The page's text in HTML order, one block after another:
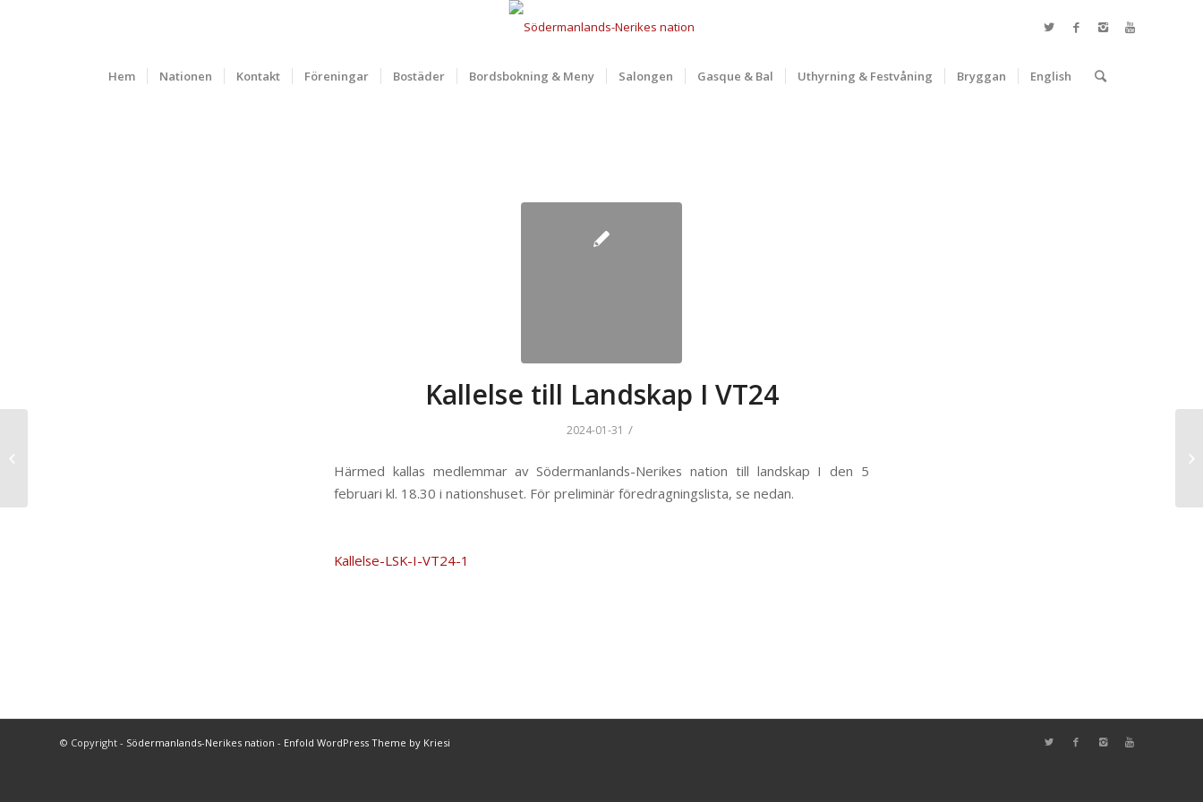
Hem Nationen Kontakt Föreningar Bostäder Bordsbokning & Meny Salongen Gasque & Bal Uthyrning & Festvåning Bryggan English
Kallelse till Landskap I VT24
2024-01-31 /
Härmed kallas medlemmar av Södermanlands-Nerikes nation till landskap I den 5
februari kl. 18.30 i nationshuset. För preliminär föredragningslista, se nedan.
Kallelse-LSK-I-VT24-1
© Copyright - Södermanlands-Nerikes nation - Enfold WordPress Theme by Kriesi